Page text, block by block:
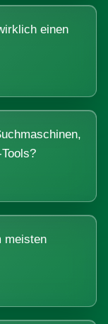
einen
meisten